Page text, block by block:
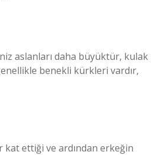
aslanları daha büyüktür, kulak
benekli kürkleri vardır,
kat ettiği ve ardından erkeğin